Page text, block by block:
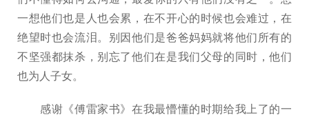
一想他们也是人也会累，在不开心的时候也会难过，在
绝望时也会流泪。别因他们是爸爸妈妈就将他们所有的
不坚强都抹杀，别忘了他们在是我们父母的同时，他们
也为人子女。
感谢《傅雷家书》在我最懵懂的时期给我上了的一